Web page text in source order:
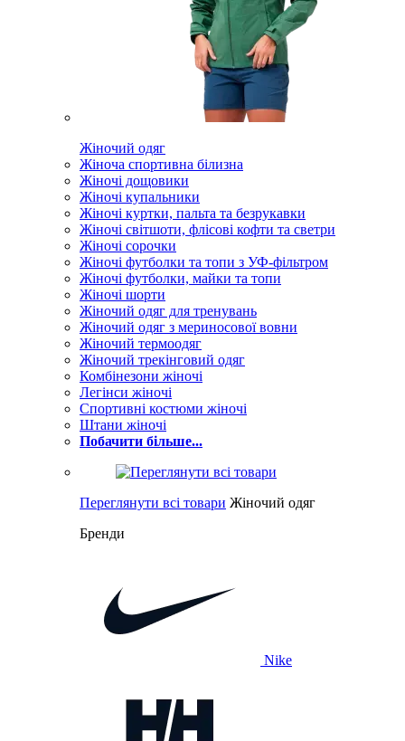
Жіночий одяг
Жіноча спортивна білизна
Жіночі дощовики
Жіночі купальники
Жіночі куртки, пальта та безрукавки
Жіночі світшоти, флісові кофти та светри
Жіночі сорочки
Жіночі футболки та топи з УФ-фільтром
Жіночі футболки, майки та топи
Жіночі шорти
Жіночий одяг для тренувань
Жіночий одяг з мериносової вовни
Жіночий термоодяг
Жіночий трекінговий одяг
Комбінезони жіночі
Легінси жіночі
Спортивні костюми жіночі
Штани жіночі
Побачити більше...
Переглянути всі товари Жіночий одяг
Бренди
Nike